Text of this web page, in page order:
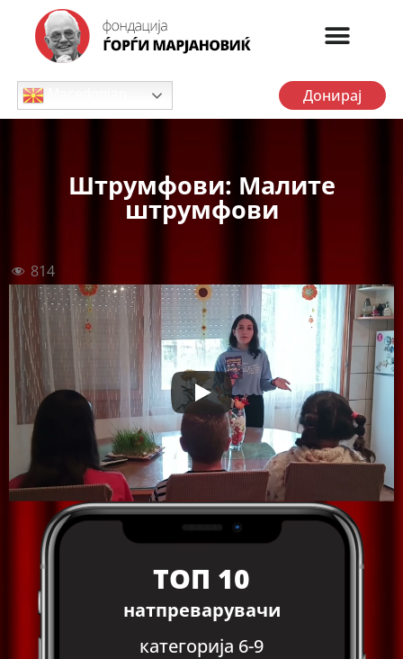
Донирај
Штрумфови: Малите
штрумфови
814
ТОП 10
натпреварувачи
категорија 6-9